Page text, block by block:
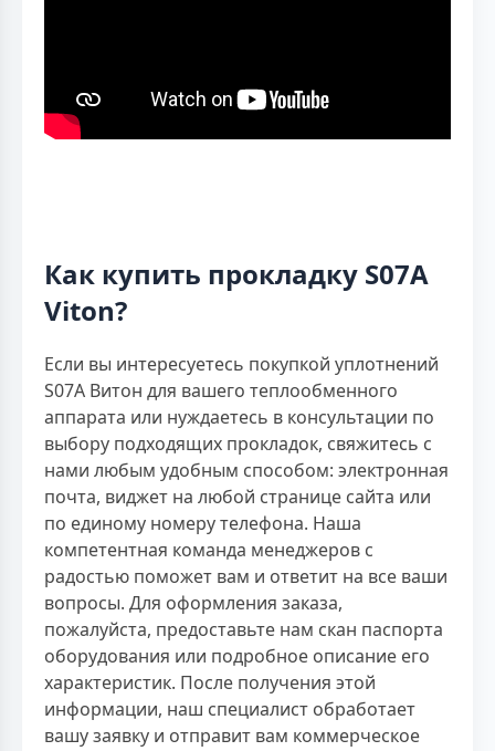
Как купить прокладку S07A
Viton?
Если вы интересуетесь покупкой уплотнений
S07A Витон для вашего теплообменного
аппарата или нуждаетесь в консультации по
выбору подходящих прокладок, свяжитесь с
нами любым удобным способом: электронная
почта, виджет на любой странице сайта или
по единому номеру телефона. Наша
компетентная команда менеджеров с
радостью поможет вам и ответит на все ваши
вопросы. Для оформления заказа,
пожалуйста, предоставьте нам скан паспорта
оборудования или подробное описание его
характеристик. После получения этой
информации, наш специалист обработает
вашу заявку и отправит вам коммерческое